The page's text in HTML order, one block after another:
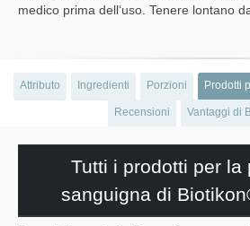
medico prima dell‘uso. Tenere lontano
Attributo Ingredienti Porzioni Prodotti
Recensioni Vantaggi di
Tutti i prodotti per la
sanguigna di